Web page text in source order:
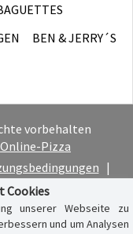
BEN & JERRY´S
vorbehalten
Online-Pizza
|
Cookies
unserer Webseite zu
und um Analysen